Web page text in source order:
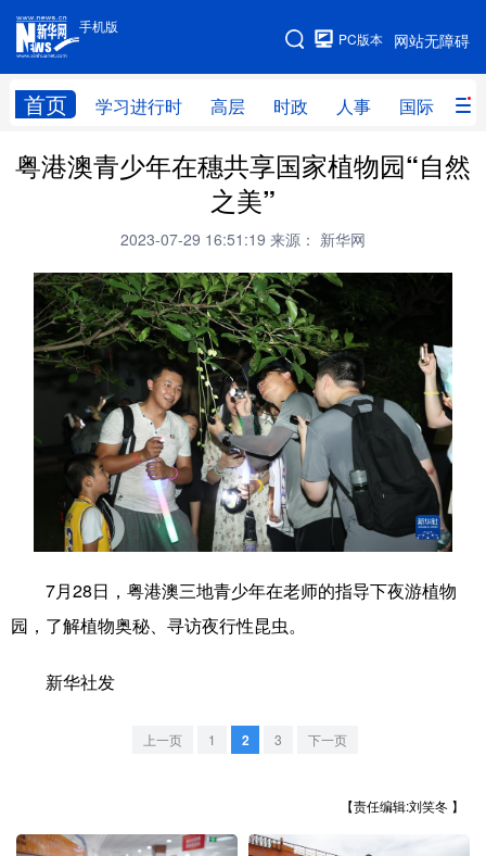
手机版
网站无障碍
PC版本
首页 学习进行时 高层 时政 人事 国际 财
手机版
网站地图
学习进行时 高层 时政 人事
全球连线
科技 科创 量子
文化 书画 健康 军事
视频 图片 政务
法律 中央文件 金融 汽车
食品 人居 信息化 数字经济
学术中国 乡村振兴 银龄 溯源中国
彩票 娱乐 时尚
北京 天津 河北 山西
粤港澳青少年在穗共享国家植物园“自然
之美”
2023-07-29 16:51:19 来源： 新华网
7月28日，粤港澳三地青少年在老师的指导下夜游植物
园，了解植物奥秘、寻访夜行性昆虫。
新华社发
上一页 1 2 3 下一页
【责任编辑:刘笑冬 】